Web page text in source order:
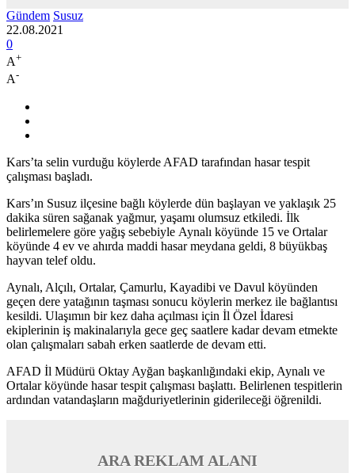
Gündem Susuz
22.08.2021
0
A+
A-
Kars’ta selin vurduğu köylerde AFAD tarafından hasar tespit
çalışması başladı.
Kars’ın Susuz ilçesine bağlı köylerde dün başlayan ve yaklaşık 25
dakika süren sağanak yağmur, yaşamı olumsuz etkiledi. İlk
belirlemelere göre yağış sebebiyle Aynalı köyünde 15 ve Ortalar
köyünde 4 ev ve ahırda maddi hasar meydana geldi, 8 büyükbaş
hayvan telef oldu.
Aynalı, Alçılı, Ortalar, Çamurlu, Kayadibi ve Davul köyünden
geçen dere yatağının taşması sonucu köylerin merkez ile bağlantısı
kesildi. Ulaşımın bir kez daha açılması için İl Özel İdaresi
ekiplerinin iş makinalarıyla gece geç saatlere kadar devam etmekte
olan çalışmaları sabah erken saatlerde de devam etti.
AFAD İl Müdürü Oktay Ayğan başkanlığındaki ekip, Aynalı ve
Ortalar köyünde hasar tespit çalışması başlattı. Belirlenen tespitlerin
ardından vatandaşların mağduriyetlerinin giderileceği öğrenildi.
ARA REKLAM ALANI